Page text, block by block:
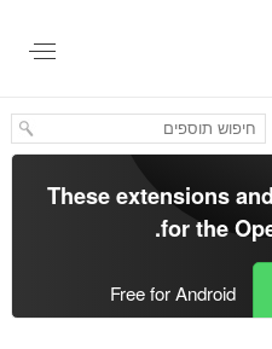
These extensions
for the
.
Free for Android